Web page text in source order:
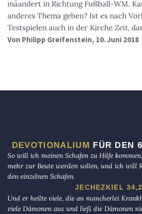
mäandert in Richtung Fußball-WM.
anderes Thema geben? Ist es nach
Testspielen auch in der Kirche Zeit,
Von Philipp Greifenstein, 10. Juni 2018
DEVOTIONALIUM
FÜR DEN
So will ich meinen Schafen zu Hilfe
mehr zur Beute werden sollen, und ich will
den einzelnen Schafen.
JECHEZKIEL
Und er heilte viele, die an mancherlei
viele Dämonen aus und ließ die Dämonen